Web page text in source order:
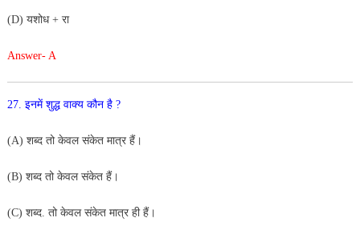
(D) यशोध + रा
Answer- A
27. इनमें शुद्ध वाक्य कौन है ?
(A) शब्द तो केवल संकेत मात्र हैं।
(B) शब्द तो केवल संकेत हैं।
(C) शब्द. तो केवल संकेत मात्र ही हैं।